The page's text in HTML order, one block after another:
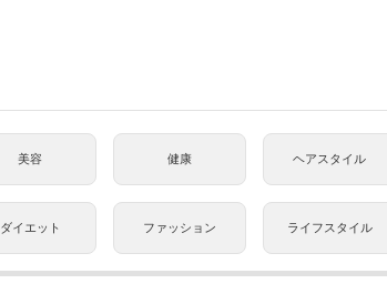
美容 健康 ヘアスタイル
ダイエット ファッション ライフスタイル